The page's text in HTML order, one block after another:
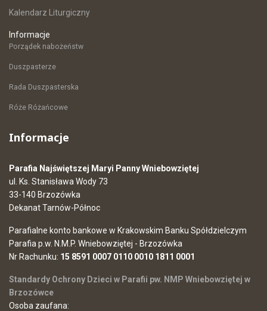
Kalendarz Liturgiczny
Informacje
Porządek nabożeństw
Duszpasterze
Rada Duszpasterska
Róże Różańcowe
Informacje
Parafia Najświętszej Maryi Panny Wniebowziętej
ul. Ks. Stanisława Wody 73
33-140 Brzozówka
Dekanat Tarnów-Północ
Parafialne konto bankowe w Krakowskim Banku Spółdzielczym
Parafia p.w. N.M.P. Wniebowziętej - Brzozówka
Nr Rachunku: 15 8591 0007 0110 0010 1811 0001
Standardy Ochrony Dzieci w Parafii pw. NMP Wniebowziętej w
Brzozówce
Osoba zaufana: